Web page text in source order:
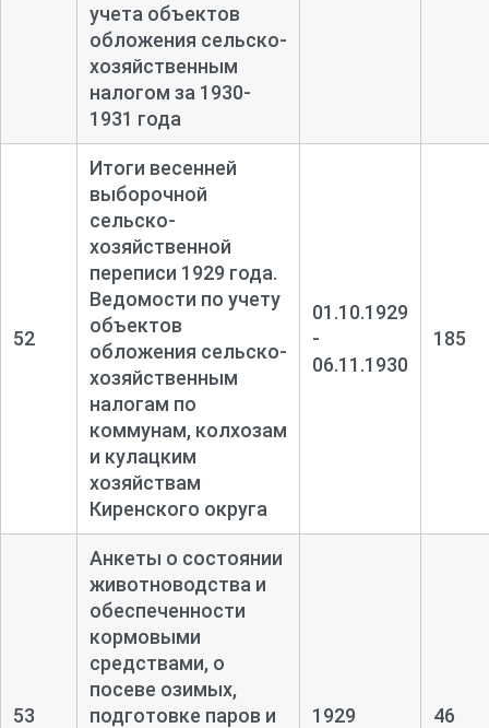
учета объектов
обложения сельско-
хозяйственным
налогом за 1930-
1931 года
52
Итоги весенней
выборочной
сельско-
хозяйственной
переписи 1929 года.
Ведомости по учету
объектов
обложения сельско-
хозяйственным
налогам по
коммунам, колхозам
и кулацким
хозяйствам
Киренского округа
01.10.1929
-
06.11.1930
185
53
Анкеты о состоянии
животноводства и
обеспеченности
кормовыми
средствами, о
посеве озимых,
подготовке паров и
1929 46